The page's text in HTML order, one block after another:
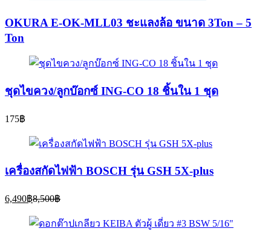
OKURA E-OK-MLL03 ชะแลงล้อ ขนาด 3Ton – 5
Ton
ชุดไขควง/ลูกบ๊อกซ์ ING-CO 18 ชิ้นใน 1 ชุด
175฿
เครื่องสกัดไฟฟ้า BOSCH รุ่น GSH 5X-plus
6,490฿Current
price
is:
6,490฿.
8,500฿
was:
8,500฿.